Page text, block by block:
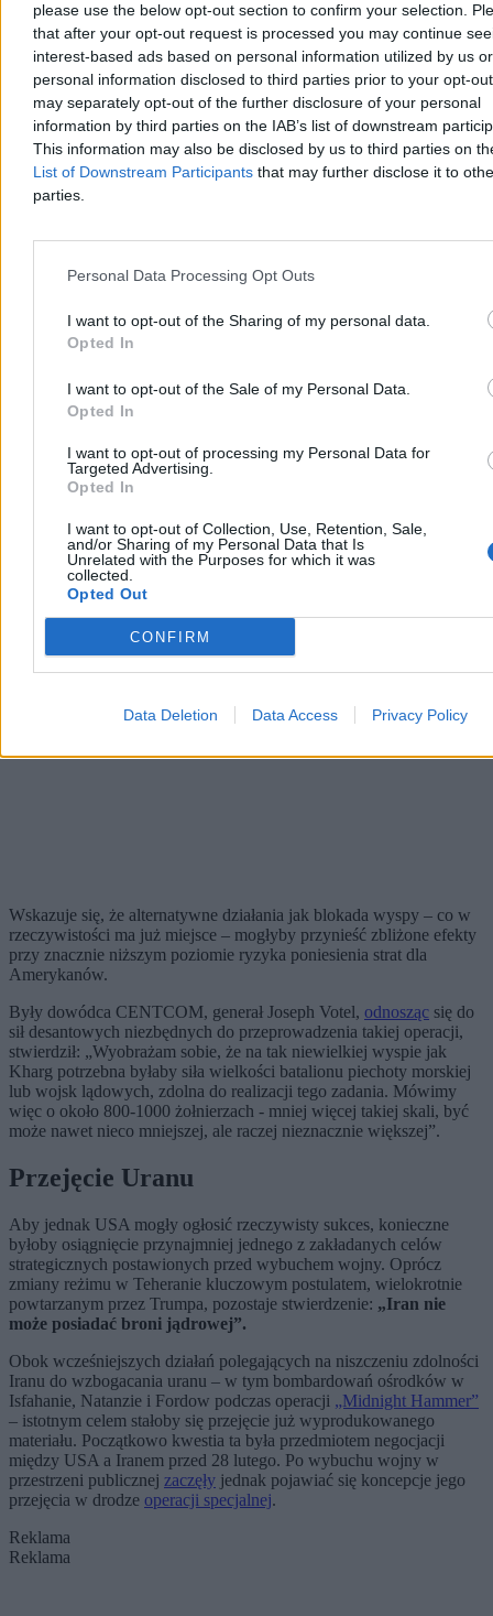
please use the below opt-out section to confirm your selection.
that after your opt-out request is processed you may continue
interest-based ads based on personal information utilized by us or
personal information disclosed to third parties prior to your opt-
may separately opt-out of the further disclosure of your personal
information by third parties on the IAB’s list of downstream
This information may also be disclosed by us to third parties on
List of Downstream Participants that may further disclose it to
parties.
Personal Data Processing Opt Outs
I want to opt-out of the Sharing of my personal data.
Opted In
I want to opt-out of the Sale of my Personal Data.
Opted In
I want to opt-out of processing my Personal Data for
Targeted Advertising.
Opted In
I want to opt-out of Collection, Use, Retention, Sale,
and/or Sharing of my Personal Data that Is
Unrelated with the Purposes for which it was
collected.
Opted Out
CONFIRM
Data Deletion Data Access Privacy Policy
Wojna z Iranem. „Co na to NATO?
A NATO na to nic”
Wojna na Bliskim Wschodzie
w wysiłek wojenny Ukrainy.
Rezerwy paliw topnieją
W konsekwencji, choć przejęcie wyspy mogłoby czasowo
podporządkować eksport irańskiej ropy naftowej i stworzyć
potencjalną kartę przetargową w negocjacjach, jego realna wartość
strategiczna pozostaje dyskusyjna. Iran, dysponując pozostałymi
zdolnościami mógłby nie być skłonny do ustępstw, a sama operacja
prowadziłaby raczej do dalszej eskalacji konfliktu, o czym poniżej.
Reklama
Wskazuje się, że alternatywne działania jak blokada wyspy – co w
rzeczywistości ma już miejsce – mogłyby przynieść zbliżone efekty
przy znacznie niższym poziomie ryzyka poniesienia strat dla
Amerykanów.
Były dowódca CENTCOM, generał Joseph Votel, odnosząc się do
sił desantowych niezbędnych do przeprowadzenia takiej operacji,
stwierdził: „Wyobrażam sobie, że na tak niewielkiej wyspie jak
Kharg potrzebna byłaby siła wielkości batalionu piechoty morskiej
lub wojsk lądowych, zdolna do realizacji tego zadania. Mówimy
więc o około 800-1000 żołnierzach - mniej więcej takiej skali, być
może nawet nieco mniejszej, ale raczej nieznacznie większej”.
Przejęcie Uranu
Aby jednak USA mogły ogłosić rzeczywisty sukces, konieczne
byłoby osiągnięcie przynajmniej jednego z zakładanych celów
strategicznych postawionych przed wybuchem wojny. Oprócz
zmiany reżimu w Teheranie kluczowym postulatem, wielokrotnie
powtarzanym przez Trumpa, pozostaje stwierdzenie: „Iran nie
może posiadać broni jądrowej”.
Obok wcześniejszych działań polegających na niszczeniu zdolności
Iranu do wzbogacania uranu – w tym bombardowań ośrodków w
Isfahanie, Natanzie i Fordow podczas operacji „Midnight Hammer”
– istotnym celem stałoby się przejęcie już wyprodukowanego
materiału. Początkowo kwestia ta była przedmiotem negocjacji
między USA a Iranem przed 28 lutego. Po wybuchu wojny w
przestrzeni publicznej zaczęły jednak pojawiać się koncepcje jego
przejęcia w drodze operacji specjalnej.
Reklama
Reklama